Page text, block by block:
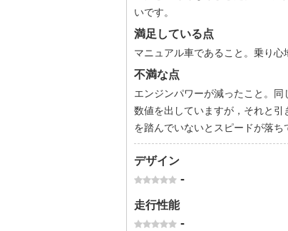
いです。
満足している点
マニュアル車であること。乗り心
不満な点
エンジンパワーが減ったこと。
数値を出していますが，それと
を踏んでいないとスピードが落ち
デザイン
-
走行性能
-